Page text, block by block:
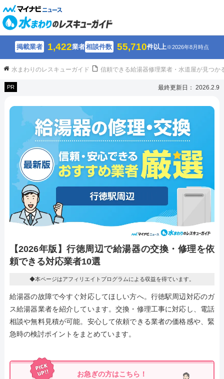
掲載業者 1,422業者相談件数 55,710件以上※2026年8月時点
水まわりのレスキューガイド 信頼できる給湯器修理業者・水道屋が見つか
PR 最終更新日： 2026.2.9
【2026年版】行徳周辺で給湯器の交換・修理を依
頼できる対応業者10選
◆本ページはアフィリエイトプログラムによる収益を得ています。
給湯器の故障で今すぐ対応してほしい方へ。行徳駅周辺対応のガ
ス給湯器業者を紹介しています。交換・修理工事に対応し、電話
相談や無料見積が可能。安心して依頼できる業者の価格感や、緊
急時の検討ポイントをまとめています。
お急ぎの方はこちら！